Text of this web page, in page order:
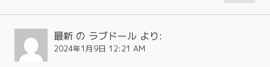
最新 の ラブドール より:
2024年1月9日 12:21 AM